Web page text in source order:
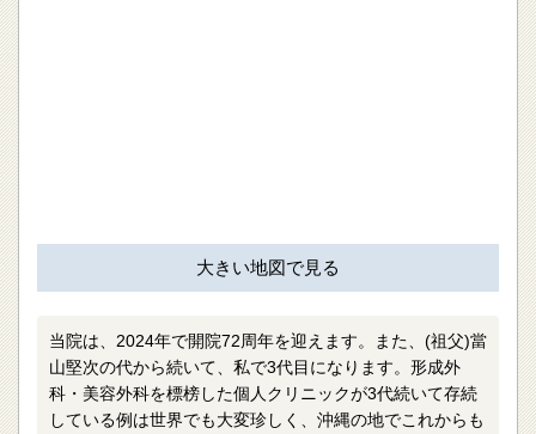
大きい地図で見る
当院は、2024年で開院72周年を迎えます。また、(祖父)當
山堅次の代から続いて、私で3代目になります。形成外
科・美容外科を標榜した個人クリニックが3代続いて存続
している例は世界でも大変珍しく、沖縄の地でこれからも